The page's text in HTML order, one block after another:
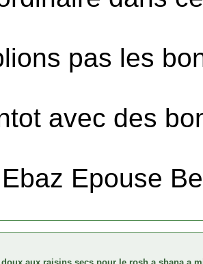
pas les
avec des
Epouse